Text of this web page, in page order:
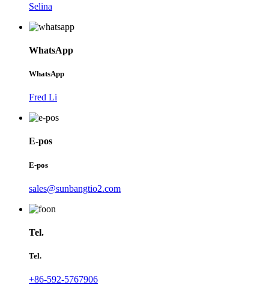
Selina
WhatsApp
WhatsApp
Fred Li
E-pos
E-pos
sales@sunbangtio2.com
Tel.
Tel.
+86-592-5767906